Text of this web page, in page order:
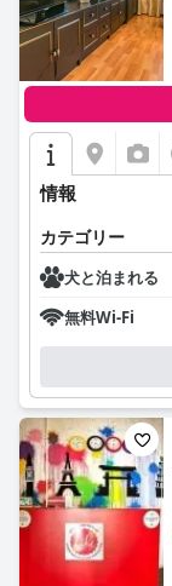
情報
カテゴリー
犬と泊まれる
無料Wi-Fi